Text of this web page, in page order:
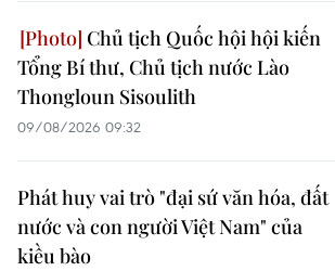
Chủ tịch Quốc hội hội kiến
Tổng Bí thư, Chủ tịch nước Lào
Thongloun Sisoulith
09/08/2026 09:32
Phát huy vai trò "đại sứ văn hóa, đất
nước và con người Việt Nam" của
kiều bào